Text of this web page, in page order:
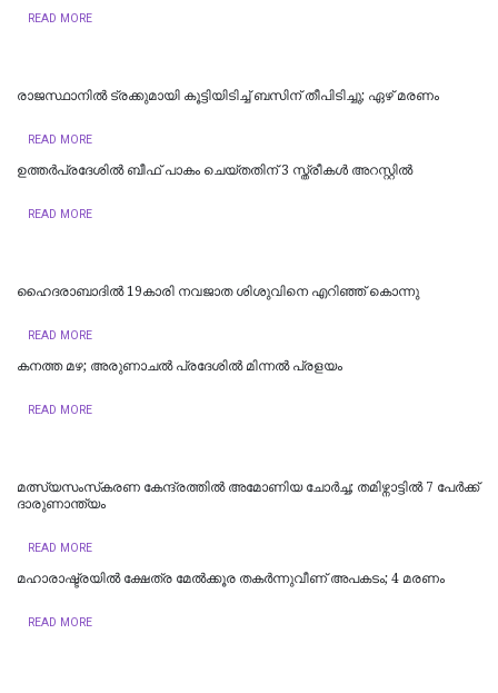
READ MORE
രാജസ്ഥാനില്‍ ട്രക്കുമായി കൂട്ടിയിടിച്ച് ബസിന് തീപിടിച്ചു; ഏഴ് മരണം
READ MORE
ഉത്തര്‍പ്രദേശില്‍ ബീഫ് പാകം ചെയ്തതിന് 3 സ്ത്രീകള്‍ അറസ്റ്റില്‍
READ MORE
ഹൈദരാബാദില്‍ 19കാരി നവജാത ശിശുവിനെ എറിഞ്ഞ് കൊന്നു
READ MORE
കനത്ത മഴ; അരുണാചൽ പ്രദേശിൽ മിന്നൽ പ്രളയം
READ MORE
മത്സ്യസംസ്‌കരണ കേന്ദ്രത്തിൽ അമോണിയ ചോർച്ച; തമിഴ്നാട്ടിൽ 7 പേർക്ക്
ദാരുണാന്ത്യം ‌‌
READ MORE
മഹാരാഷ്ട്രയിൽ ക്ഷേത്ര മേൽക്കൂര തകർന്നുവീണ് അപകടം; 4 മരണം
READ MORE